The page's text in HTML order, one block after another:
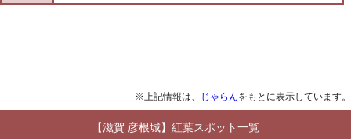
※上記情報は、 じゃらんをもとに表示しています。
【滋賀 彦根城】紅葉スポット一覧